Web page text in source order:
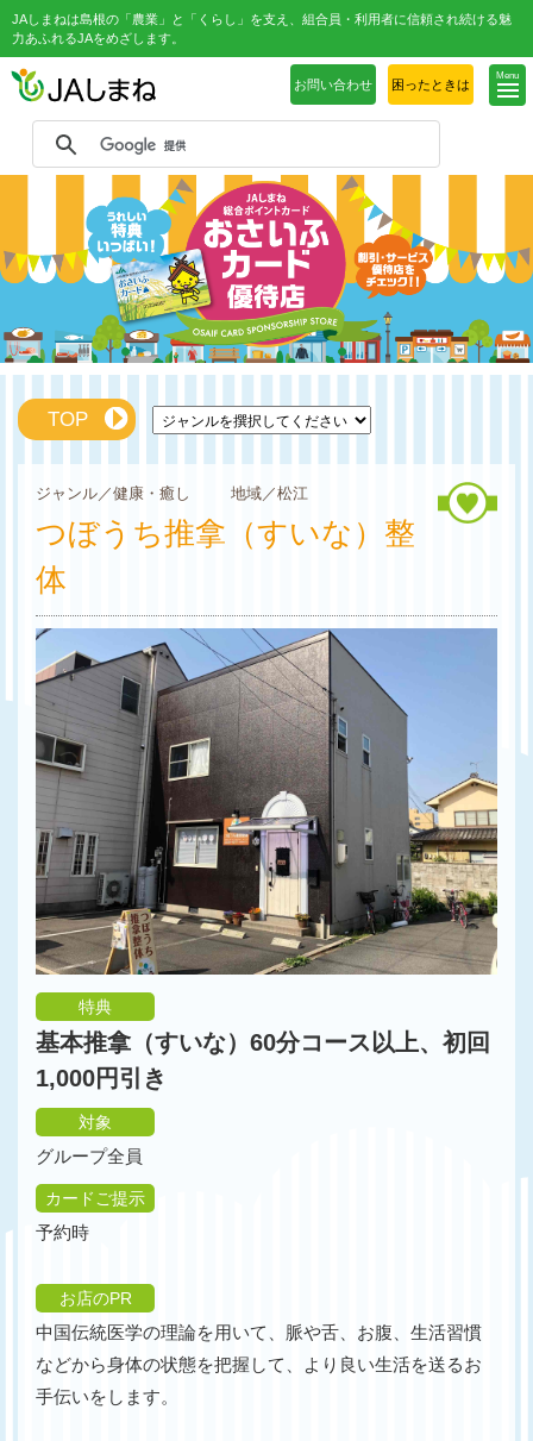
JAしまねは島根の「農業」と「くらし」を支え、組合員・利用者に信頼され続ける魅
力あふれるJAをめざします。
Menu
お問い合わせ 困ったときは
TOP
ジャンル／健康・癒し 地域／松江
つぼうち推拿（すいな）整
体
特典
基本推拿（すいな）60分コース以上、初回
1,000円引き
対象
グループ全員
カードご提示
予約時
お店のPR
中国伝統医学の理論を用いて、脈や舌、お腹、生活習慣
などから身体の状態を把握して、より良い生活を送るお
手伝いをします。